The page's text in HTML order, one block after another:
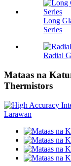
Long
Series
Radial
Mataas na
Thermistors